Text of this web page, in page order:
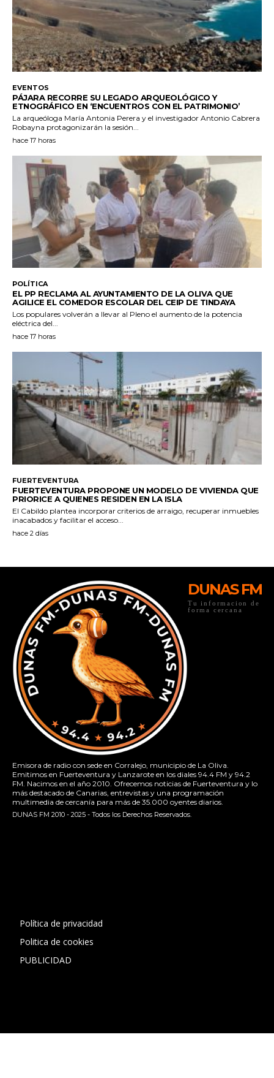
DUNAS FM
Tu informacion de
forma cercana
Emisora de radio con sede en Corralejo, municipio de La Oliva.
Emitimos en Fuerteventura y Lanzarote en los diales 94.4 FM y 94.2
FM. Nacimos en el año 2010. Ofrecemos noticias de Fuerteventura y lo
más destacado de Canarias, entrevistas y una programación
multimedia de cercanía para más de 35.000 oyentes diarios.
DUNAS FM 2010 - 2025 - Todos los Derechos Reservados.
Política de privacidad
Politica de cookies
PUBLICIDAD